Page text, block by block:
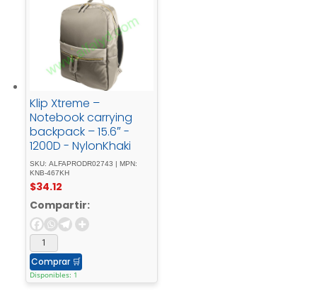
Klip Xtreme –
Notebook carrying
backpack – 15.6″ -
1200D - NylonKhaki
SKU: ALFAPRODR02743 | MPN:
KNB-467KH
$34.12
Compartir:
Comprar 🛒
Disponibles: 1